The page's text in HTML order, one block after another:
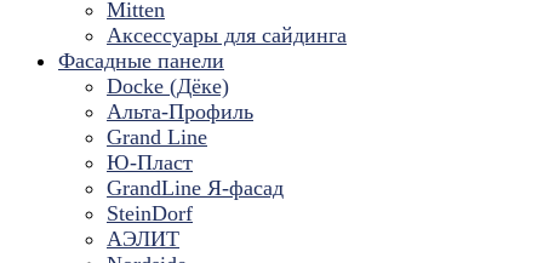
Mitten
Аксессуары для сайдинга
Фасадные панели
Docke (Дёке)
Альта-Профиль
Grand Line
Ю-Пласт
GrandLine Я-фасад
SteinDorf
АЭЛИТ